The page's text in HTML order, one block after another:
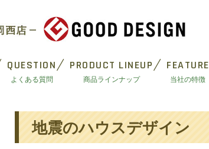
QUESTION
よくある質問
PRODUCT LINEUP
商品ラインナップ
FEATURE
当社の特徴
地震のハウスデザイン